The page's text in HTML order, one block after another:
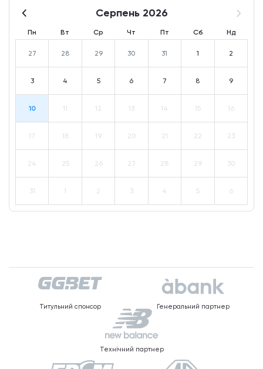
Серпень 2026
Пн Вт Ср Чт Пт Сб Нд
27 28 29 30 31 1 2
3 4 5 6 7 8 9
10 11 12 13 14 15 16
17 18 19 20 21 22 23
24 25 26 27 28 29 30
31 1 2 3 4 5 6
Титульний спонсор Генеральний партнер
Технічний партнер